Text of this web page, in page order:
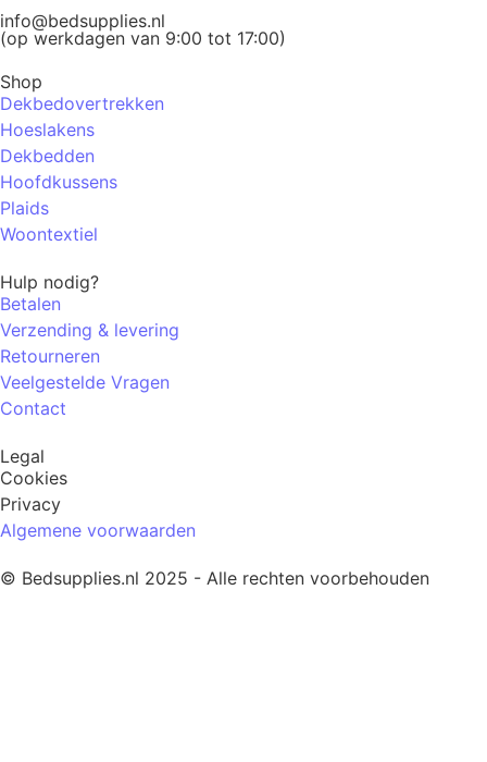
info@bedsupplies.nl
(op werkdagen van 9:00 tot 17:00)
Shop
Dekbedovertrekken
Hoeslakens
Dekbedden
Hoofdkussens
Plaids
Woontextiel
Hulp nodig?
Betalen
Verzending & levering
Retourneren
Veelgestelde Vragen
Contact
Legal
Cookies
Privacy
Algemene voorwaarden
© Bedsupplies.nl 2025 - Alle rechten voorbehouden